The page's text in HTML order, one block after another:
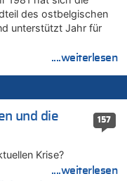
ist jetzt amtlich
jetzt amtlich
Nachbarn
jetzt amtlich
des ostbelgischen
unterstützt Jahr für
....weiterlesen
157
und die
Krise?
....weiterlesen